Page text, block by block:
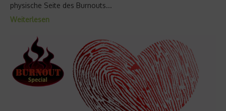
physische Seite des Burnouts...
Weiterlesen